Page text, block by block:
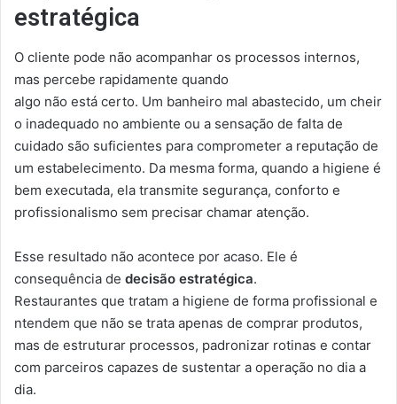
estratégica
O cliente pode não acompanhar os processos internos,
mas percebe rapidamente quando
algo não está certo. Um banheiro mal abastecido, um cheir
o inadequado no ambiente ou a sensação de falta de
cuidado são suficientes para comprometer a reputação de
um estabelecimento. Da mesma forma, quando a higiene é
bem executada, ela transmite segurança, conforto e
profissionalismo sem precisar chamar atenção.
Esse resultado não acontece por acaso. Ele é
consequência de decisão estratégica.
Restaurantes que tratam a higiene de forma profissional e
ntendem que não se trata apenas de comprar produtos,
mas de estruturar processos, padronizar rotinas e contar
com parceiros capazes de sustentar a operação no dia a
dia.